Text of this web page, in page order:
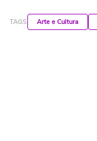
TAGS Arte e Cultura